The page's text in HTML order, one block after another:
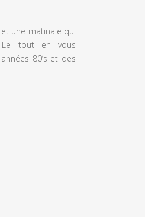
et une matinale qui
Le tout en vous
80’s et des